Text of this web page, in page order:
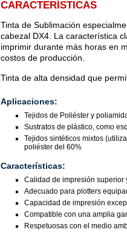
CARACTERÍSTICAS
Tinta de Sublimación
cabezal DX4. La característica
imprimir durante más horas en
costos de producción.
Tinta de alta densidad que
Aplicaciones:
Tejidos de Poliéster y
Sustratos de plástico, como
Tejidos sintéticos mixtos
poliéster del 60%
Características:
Calidad de impresión superior
Adecuado para plotters
Capacidad de impresión
Compatible con una amplia
Respetuosas con el medio